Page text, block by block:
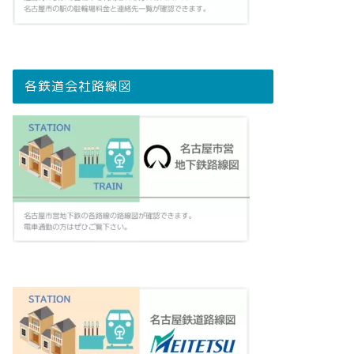
各鉄道会社路線図